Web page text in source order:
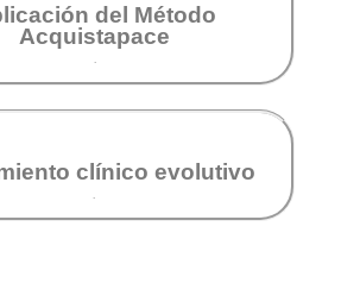
del Método
Acquistapace
clínico evolutivo